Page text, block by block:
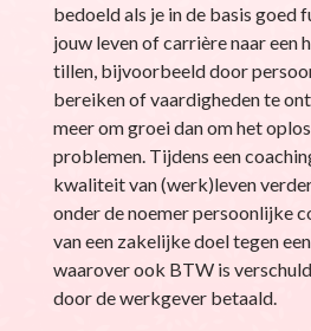
bedoeld als je in de basis goed
jouw leven of carrière naar een
tillen, bijvoorbeeld door
bereiken of vaardigheden te
meer om groei dan om het
problemen. Tijdens een
kwaliteit van (werk)leven
onder de noemer persoonlijke
van een zakelijke doel tegen
waarover ook BTW is
door de werkgever betaald.